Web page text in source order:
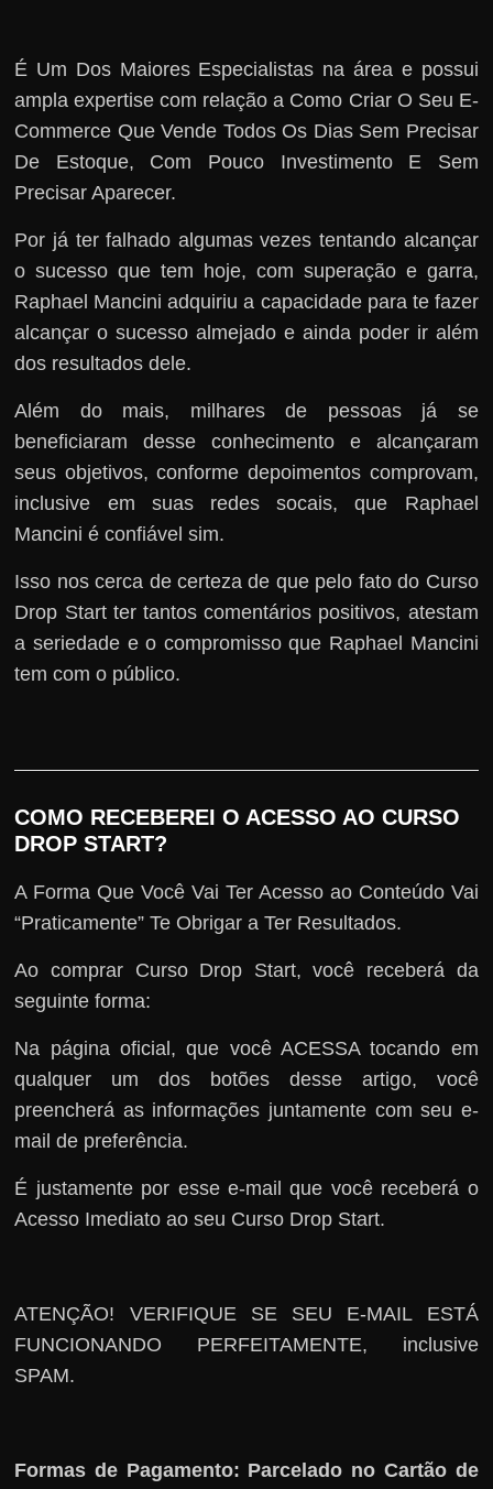
É Um Dos Maiores Especialistas na área e possui
ampla expertise com relação a Como Criar O Seu E-
Commerce Que Vende Todos Os Dias Sem Precisar
De Estoque, Com Pouco Investimento E Sem
Precisar Aparecer.
Por já ter falhado algumas vezes tentando alcançar
o sucesso que tem hoje, com superação e garra,
Raphael Mancini adquiriu a capacidade para te fazer
alcançar o sucesso almejado e ainda poder ir além
dos resultados dele.
Além do mais, milhares de pessoas já se
beneficiaram desse conhecimento e alcançaram
seus objetivos, conforme depoimentos comprovam,
inclusive em suas redes socais, que Raphael
Mancini é confiável sim.
Isso nos cerca de certeza de que pelo fato do Curso
Drop Start ter tantos comentários positivos, atestam
a seriedade e o compromisso que Raphael Mancini
tem com o público.
COMO RECEBEREI O ACESSO AO CURSO
DROP START?
A Forma Que Você Vai Ter Acesso ao Conteúdo Vai
“Praticamente” Te Obrigar a Ter Resultados.
Ao comprar Curso Drop Start, você receberá da
seguinte forma:
Na página oficial, que você ACESSA tocando em
qualquer um dos botões desse artigo, você
preencherá as informações juntamente com seu e-
mail de preferência.
É justamente por esse e-mail que você receberá o
Acesso Imediato ao seu Curso Drop Start.
ATENÇÃO! VERIFIQUE SE SEU E-MAIL ESTÁ
FUNCIONANDO PERFEITAMENTE, inclusive
SPAM.
Formas de Pagamento: Parcelado no Cartão de